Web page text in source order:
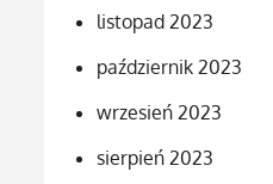
listopad 2023
październik 2023
wrzesień 2023
sierpień 2023